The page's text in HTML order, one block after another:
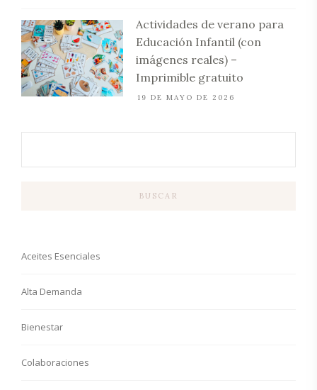
Actividades de verano para
Educación Infantil (con
imágenes reales) –
Imprimible gratuito
19 DE MAYO DE 2026
BUSCAR
Aceites Esenciales
Alta Demanda
Bienestar
Colaboraciones